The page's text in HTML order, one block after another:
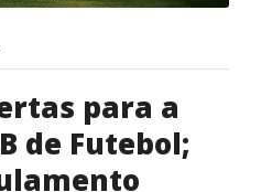
para a
de Futebol;